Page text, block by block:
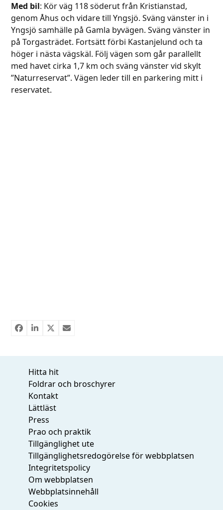
Med bil: Kör väg 118 söderut från Kristianstad,
genom Åhus och vidare till Yngsjö. Sväng vänster in i
Yngsjö samhälle på Gamla byvägen. Sväng vänster in
på Torgasträdet. Fortsätt förbi Kastanjelund och ta
höger i nästa vägskäl. Följ vägen som går parallellt
med havet cirka 1,7 km och sväng vänster vid skylt
”Naturreservat”. Vägen leder till en parkering mitt i
reservatet.
Hitta hit
Foldrar och broschyrer
Kontakt
Lättläst
Press
Prao och praktik
Tillgänglighet ute
Tillgänglighetsredogörelse för webbplatsen
Integritetspolicy
Om webbplatsen
Webbplatsinnehåll
Cookies